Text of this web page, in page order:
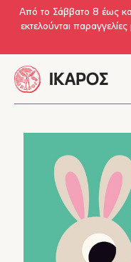
Skip to main content
Από το Σάββατο 8 έως
εκτελούνται